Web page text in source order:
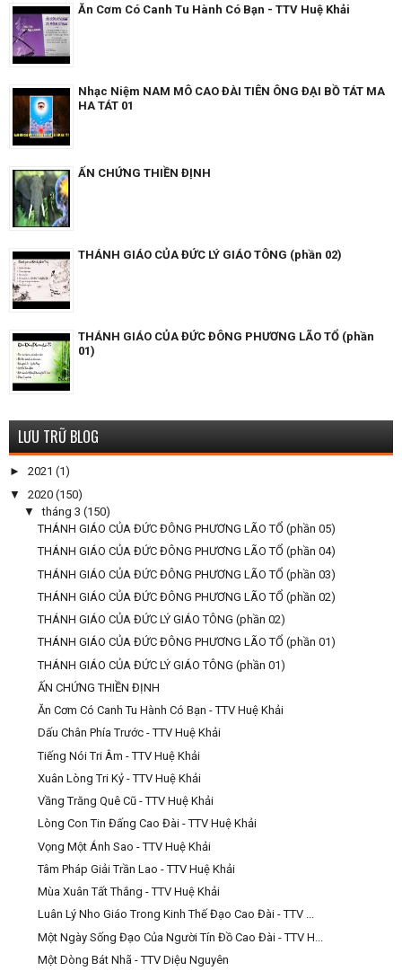
Ăn Cơm Có Canh Tu Hành Có Bạn - TTV Huệ Khải
Nhạc Niệm NAM MÔ CAO ĐÀI TIÊN ÔNG ĐẠI BỒ TÁT MA
HA TÁT 01
ẤN CHỨNG THIỀN ĐỊNH
THÁNH GIÁO CỦA ĐỨC LÝ GIÁO TÔNG (phần 02)
THÁNH GIÁO CỦA ĐỨC ĐÔNG PHƯƠNG LÃO TỔ (phần
01)
LƯU TRỮ BLOG
► 2021 (1)
▼ 2020 (150)
▼tháng 3 (150)
THÁNH GIÁO CỦA ĐỨC ĐÔNG PHƯƠNG LÃO TỔ (phần 05)
THÁNH GIÁO CỦA ĐỨC ĐÔNG PHƯƠNG LÃO TỔ (phần 04)
THÁNH GIÁO CỦA ĐỨC ĐÔNG PHƯƠNG LÃO TỔ (phần 03)
THÁNH GIÁO CỦA ĐỨC ĐÔNG PHƯƠNG LÃO TỔ (phần 02)
THÁNH GIÁO CỦA ĐỨC LÝ GIÁO TÔNG (phần 02)
THÁNH GIÁO CỦA ĐỨC ĐÔNG PHƯƠNG LÃO TỔ (phần 01)
THÁNH GIÁO CỦA ĐỨC LÝ GIÁO TÔNG (phần 01)
ẤN CHỨNG THIỀN ĐỊNH
Ăn Cơm Có Canh Tu Hành Có Bạn - TTV Huệ Khải
Dấu Chân Phía Trước - TTV Huệ Khải
Tiếng Nói Tri Âm - TTV Huệ Khải
Xuân Lòng Tri Kỷ - TTV Huệ Khải
Vầng Trăng Quê Cũ - TTV Huệ Khải
Lòng Con Tin Đấng Cao Đài - TTV Huệ Khải
Vọng Một Ánh Sao - TTV Huệ Khải
Tâm Pháp Giải Trần Lao - TTV Huệ Khải
Mùa Xuân Tất Thắng - TTV Huệ Khải
Luân Lý Nho Giáo Trong Kinh Thế Đạo Cao Đài - TTV ...
Một Ngày Sống Đạo Của Người Tín Đồ Cao Đài - TTV H...
Một Dòng Bát Nhã - TTV Diệu Nguyên